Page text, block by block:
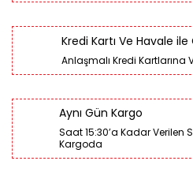
Kredi Kartı Ve Havale
Anlaşmalı Kredi Kartlarına
Aynı Gün Kargo
Saat 15:30’a Kadar Verilen
Kargoda